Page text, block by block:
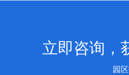
立即咨询，
园